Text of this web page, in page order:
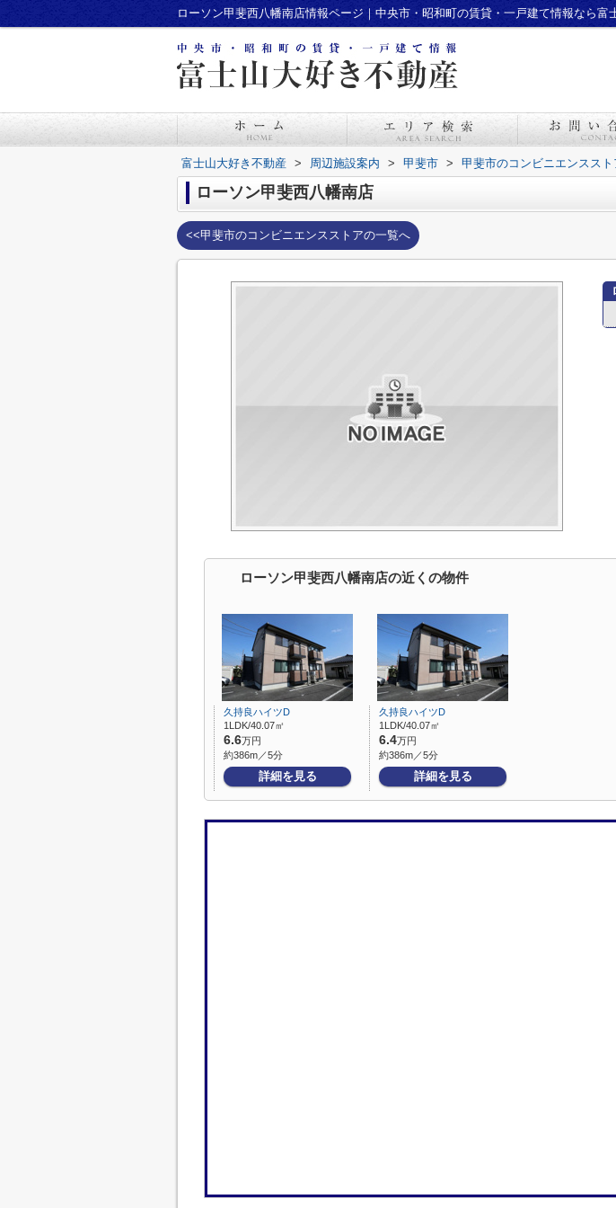
ローソン甲斐西八幡南店情報ページ｜中央市・昭和町の賃貸・一戸建て情報なら富
富士山大好き不動産 > 周辺施設案内 > 甲斐市 > 甲斐市のコンビニエンススト
ローソン甲斐西八幡南店
<<甲斐市のコンビニエンスストアの一覧へ
ローソン甲斐西八幡南店の近くの物件
久持良ハイツD
1LDK/40.07㎡
6.6万円
約386m／5分
詳細を見る
久持良ハイツD
1LDK/40.07㎡
6.4万円
約386m／5分
詳細を見る